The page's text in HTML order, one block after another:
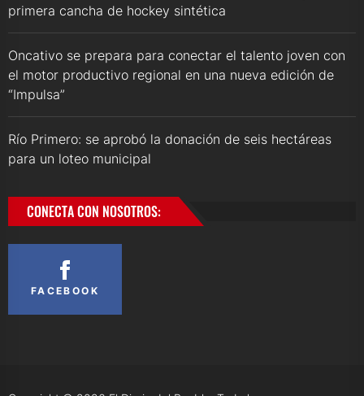
primera cancha de hockey sintética
Oncativo se prepara para conectar el talento joven con
el motor productivo regional en una nueva edición de
“Impulsa”
Río Primero: se aprobó la donación de seis hectáreas
para un loteo municipal
CONECTA CON NOSOTROS:
FACEBOOK